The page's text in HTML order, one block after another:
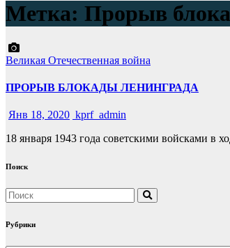
Метка: Прорыв
Великая Отечественная война
ПРОРЫВ БЛОКАДЫ ЛЕНИНГРАДА
Янв 18, 2020 kprf_admin
18 января 1943 года советскими войсками в
Поиск
Рубрики